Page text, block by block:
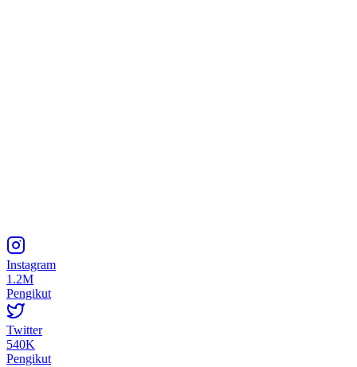
Instagram
1.2M
Pengikut
Twitter
540K
Pengikut